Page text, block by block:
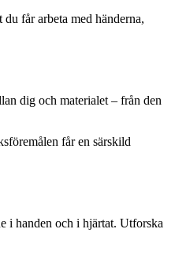
får arbeta med händerna,
dig och materialet – från den
får en särskild
i handen och i hjärtat. Utforska